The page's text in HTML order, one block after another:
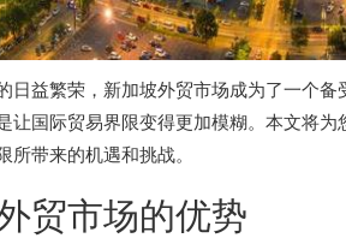
日益繁荣，新加坡外贸市场成为了一个
让国际贸易界限变得更加模糊。本文将
所带来的机遇和挑战。
贸市场的优势